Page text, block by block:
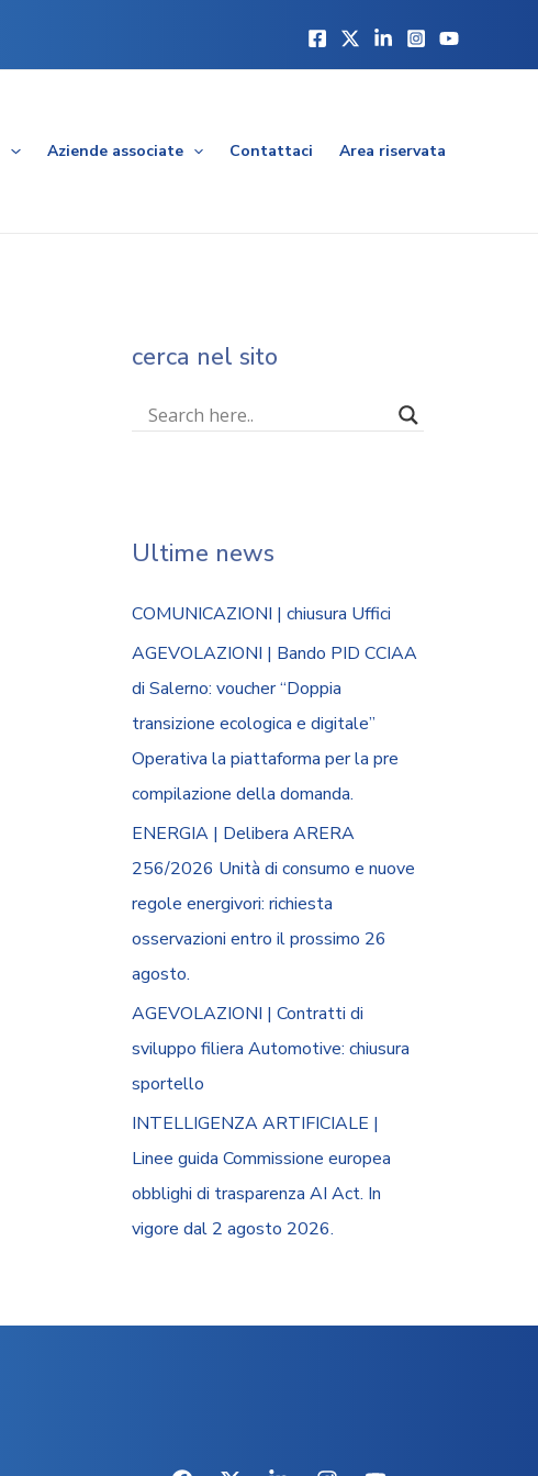
Aziende associate Contattaci Area riservata
cerca nel sito
Ultime news
COMUNICAZIONI | chiusura Uffici
AGEVOLAZIONI | Bando PID CCIAA
di Salerno: voucher “Doppia
transizione ecologica e digitale”
Operativa la piattaforma per la pre
compilazione della domanda.
ENERGIA | Delibera ARERA
256/2026 Unità di consumo e nuove
regole energivori: richiesta
osservazioni entro il prossimo 26
agosto.
AGEVOLAZIONI | Contratti di
sviluppo filiera Automotive: chiusura
sportello
INTELLIGENZA ARTIFICIALE |
Linee guida Commissione europea
obblighi di trasparenza AI Act. In
vigore dal 2 agosto 2026.